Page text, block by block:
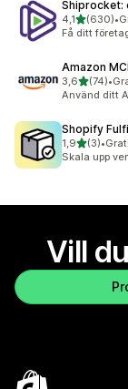
Shiprocket:
4,1av 5(630)
630 •
Få ditt
Amazon
3,6av 5(74)
74 •
Använd ditt
Shopify
1,9av 5
(3)
3 •
Skala upp
Vill